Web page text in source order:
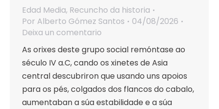
Edad Media, Recuncho da historia
Por Alberto Gómez Santos
04/08/2026
Deixa un comentario
As orixes deste grupo social remóntase ao
século IV a.C, cando os xinetes de Asia
central descubriron que usando uns apoios
para os pés, colgados dos flancos do cabalo,
aumentaban a súa estabilidade e a súa